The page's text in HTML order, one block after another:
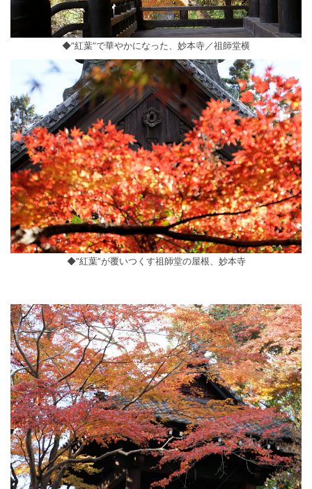
◆”紅葉”で華やかになった、妙本寺／祖師堂横
◆”紅葉”が覆いつくす祖師堂の屋根、妙本寺